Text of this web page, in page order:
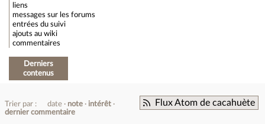
liens
messages sur les forums
entrées du suivi
ajouts au wiki
commentaires
Derniers
contenus
Flux Atom de cacahuète
Trier par : date note
intérêt
dernier commentaire